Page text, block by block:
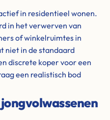
in residentieel wonen.
in het verwerven van
of winkelruimtes in
niet in de standaard
discrete koper voor een
een realistisch bod